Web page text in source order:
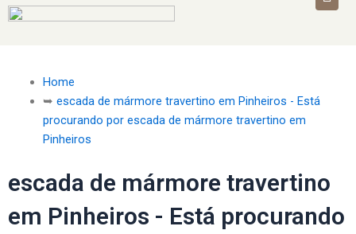
Home
➥ escada de mármore travertino em Pinheiros - Está
procurando por escada de mármore travertino em
Pinheiros
escada de mármore travertino
em Pinheiros - Está procurando